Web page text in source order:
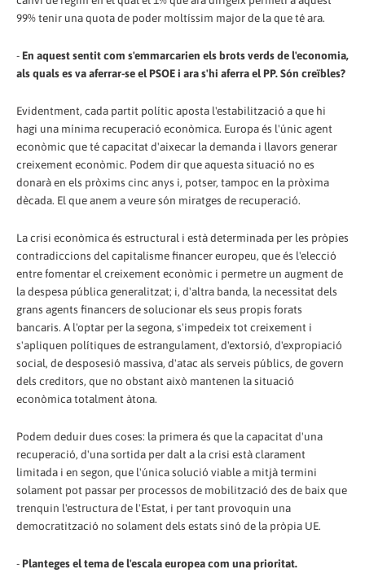
99% tenir una quota de poder moltíssim major de la que té ara.
- En aquest sentit com s'emmarcarien els brots verds de l'economia,
als quals es va aferrar-se el PSOE i ara s'hi aferra el PP. Són creïbles?
Evidentment, cada partit polític aposta l'estabilització a que hi
hagi una mínima recuperació econòmica. Europa és l'únic agent
econòmic que té capacitat d'aixecar la demanda i llavors generar
creixement econòmic. Podem dir que aquesta situació no es
donarà en els pròxims cinc anys i, potser, tampoc en la pròxima
dècada. El que anem a veure són miratges de recuperació.
La crisi econòmica és estructural i està determinada per les pròpies
contradiccions del capitalisme financer europeu, que és l'elecció
entre fomentar el creixement econòmic i permetre un augment de
la despesa pública generalitzat; i, d'altra banda, la necessitat dels
grans agents financers de solucionar els seus propis forats
bancaris. A l'optar per la segona, s'impedeix tot creixement i
s'apliquen polítiques de estrangulament, d'extorsió, d'expropiació
social, de desposesió massiva, d'atac als serveis públics, de govern
dels creditors, que no obstant això mantenen la situació
econòmica totalment àtona.
Podem deduir dues coses: la primera és que la capacitat d'una
recuperació, d'una sortida per dalt a la crisi està clarament
limitada i en segon, que l'única solució viable a mitjà termini
solament pot passar per processos de mobilització des de baix que
trenquin l'estructura de l'Estat, i per tant provoquin una
democratització no solament dels estats sinó de la pròpia UE.
- Planteges el tema de l'escala europea com una prioritat.